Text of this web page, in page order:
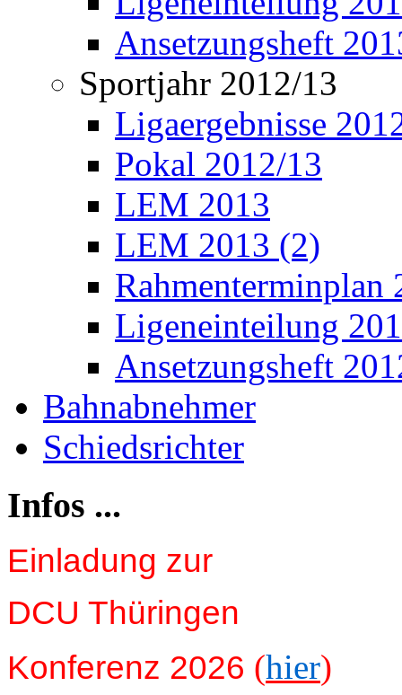
Ansetzungsheft
Sportjahr 2012/13
Ligaergebnisse
Pokal 2012/13
LEM 2013
LEM 2013 (2)
Rahmenterminplan
Ligeneinteilung
Ansetzungsheft
Bahnabnehmer
Schiedsrichter
Infos ...
Einladung zur
DCU Thüringen
Konferenz 2026 (hier)